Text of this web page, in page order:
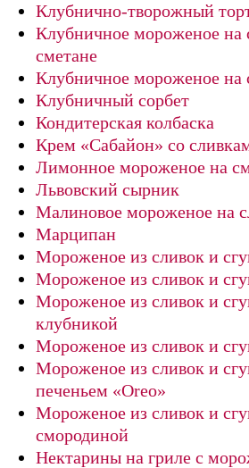
Клубнично-творожный
Клубничное мороженое на
сметане
Клубничное мороженое на
Клубничный сорбет
Кондитерская колбаска
Крем «Сабайон» со
Лимонное мороженое на
Львовский сырник
Малиновое мороженое на
Марципан
Мороженое из сливок и
Мороженое из сливок и
Мороженое из сливок и
клубникой
Мороженое из сливок и
Мороженое из сливок и
печеньем «Oreo»
Мороженое из сливок и
смородиной
Нектарины на гриле с